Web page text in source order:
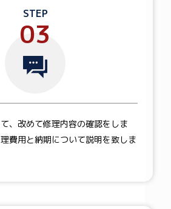
STEP
03
、改めて修理内容の確認をしま
費用と納期について説明を致しま